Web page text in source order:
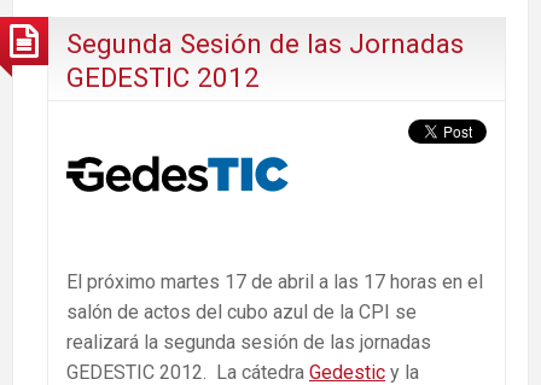
Segunda Sesión de las Jornadas
GEDESTIC 2012
El próximo martes 17 de abril a las 17 horas en el
salón de actos del cubo azul de la CPI se
realizará la segunda sesión de las jornadas
GEDESTIC 2012. La cátedra Gedestic y la